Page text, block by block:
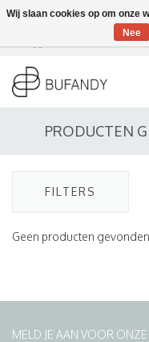
DE / EN
PRODUCTEN
FILTERS
Geen producten
MELD JE AAN VOOR
Wij slaan cookies op om onze
Nee